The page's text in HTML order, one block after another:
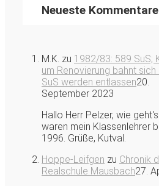
Neueste Kommentare
M.K. zu 1982/83: 589 SuS;
um Renovierung bahnt sich
SuS werden entlassen20.
September 2023
Hallo Herr Pelzer, wie
waren mein Klassenlehrer
1996. Grüße, Kutval.
Hoppe-Leifgen zu Chronik
Realschule Mausbach27.